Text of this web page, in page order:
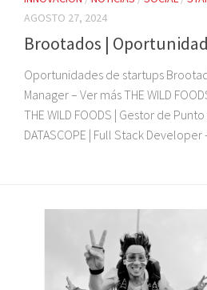
AGOSTO 27, 2024
Brootados |
Oportunidades de startups
Manager – Ver más THE WILD
THE WILD FOODS | Gestor de
DATASCOPE | Full Stack Developer